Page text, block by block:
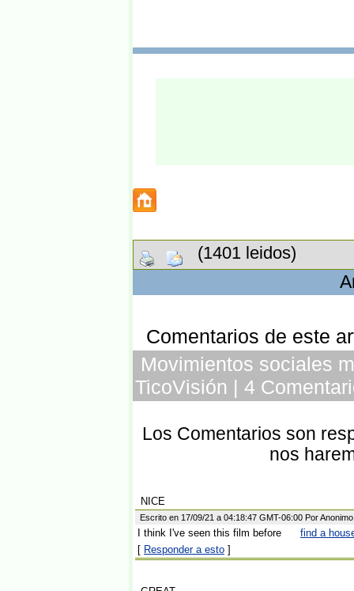
(1401 leidos)
Comentarios de este
Movimientos sociales
TicoVisión | 4
Los Comentarios son
nos
NICE
Escrito en 17/09/21 a 04:18:47 GMT-06:00 Por Anonimo
I think I've seen this film before find a
[ Responder a esto ]